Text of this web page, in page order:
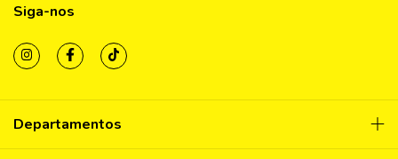
Siga-nos
Departamentos